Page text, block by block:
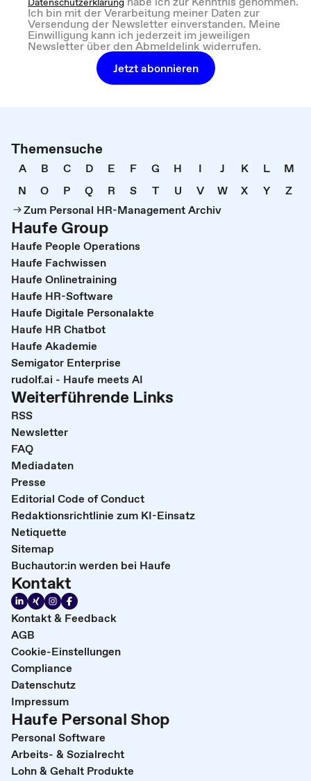
Ich bin mit der Verarbeitung meiner Daten zur
Versendung der Newsletter einverstanden. Meine
Einwilligung kann ich jederzeit im jeweiligen
Newsletter über den Abmeldelink widerrufen.
Jetzt abonnieren
Themensuche
A B C D E F G H I J K L
M
N
O P Q R S T U V W X Y
Z
Zum Personal HR-Management Archiv
Haufe Group
Haufe People Operations
Haufe Fachwissen
Haufe Onlinetraining
Haufe HR-Software
Haufe Digitale Personalakte
Haufe HR Chatbot
Haufe Akademie
Semigator Enterprise
rudolf.ai - Haufe meets AI
Weiterführende Links
RSS
Newsletter
FAQ
Mediadaten
Presse
Editorial Code of Conduct
Redaktionsrichtlinie zum KI-Einsatz
Netiquette
Sitemap
Buchautor:in werden bei Haufe
Kontakt
Kontakt & Feedback
AGB
Cookie-Einstellungen
Compliance
Datenschutz
Impressum
Haufe Personal Shop
Personal Software
Arbeits- & Sozialrecht
Lohn & Gehalt Produkte